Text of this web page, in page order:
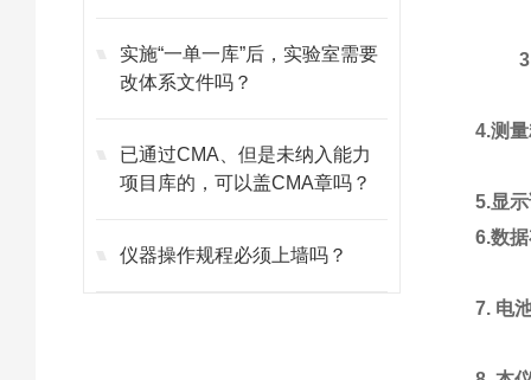
实施“一单一库”后，实验室需要
改体系文件吗？
已通过CMA、但是未纳入能力
项目库的，可以盖CMA章吗？
仪器操作规程必须上墙吗？
4.测
5.显
6.数
7. 电